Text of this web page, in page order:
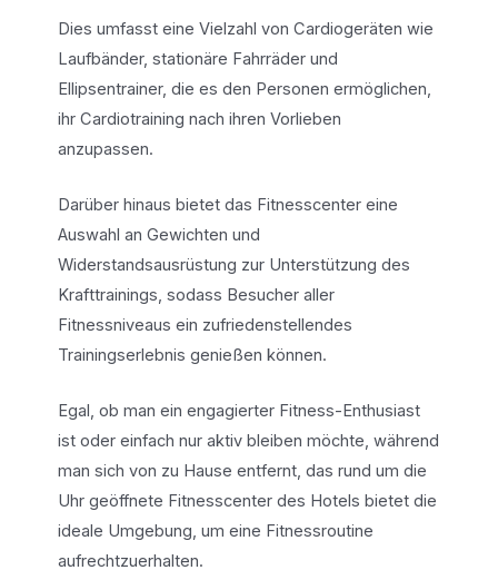
Dies umfasst eine Vielzahl von Cardiogeräten wie
Laufbänder, stationäre Fahrräder und
Ellipsentrainer, die es den Personen ermöglichen,
ihr Cardiotraining nach ihren Vorlieben
anzupassen.
Darüber hinaus bietet das Fitnesscenter eine
Auswahl an Gewichten und
Widerstandsausrüstung zur Unterstützung des
Krafttrainings, sodass Besucher aller
Fitnessniveaus ein zufriedenstellendes
Trainingserlebnis genießen können.
Egal, ob man ein engagierter Fitness-Enthusiast
ist oder einfach nur aktiv bleiben möchte, während
man sich von zu Hause entfernt, das rund um die
Uhr geöffnete Fitnesscenter des Hotels bietet die
ideale Umgebung, um eine Fitnessroutine
aufrechtzuerhalten.